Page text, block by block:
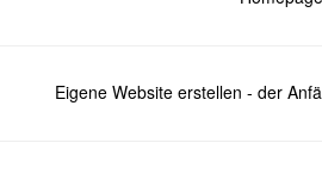
Eigene Website erstellen - der